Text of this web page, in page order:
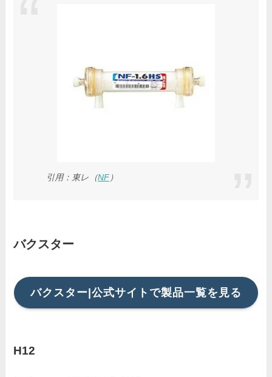
引用：東レ（NF ）
バクスター
バクスター|公式サイトで製品一覧を見る
H12